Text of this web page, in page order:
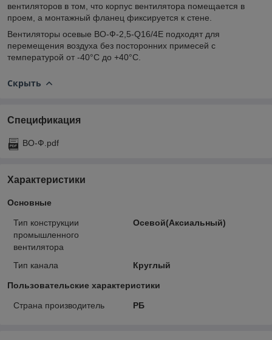
вентиляторов в том, что корпус вентилятора помещается в
проем, а монтажный фланец фиксируется к стене.
Вентиляторы осевые ВО-Ф-2,5-Q16/4E подходят для
перемещения воздуха без посторонних примесей с
температурой от -40°С до +40°С.
Скрыть
Спецификация
ВО-Ф.pdf
Характеристики
Основные
Тип конструкции
промышленного
вентилятора
Осевой(Аксиальный)
Тип канала Круглый
Пользовательские характеристики
Страна производитель РБ